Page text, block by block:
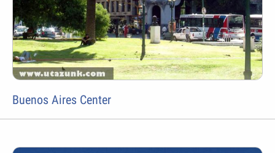
Buenos Aires Center